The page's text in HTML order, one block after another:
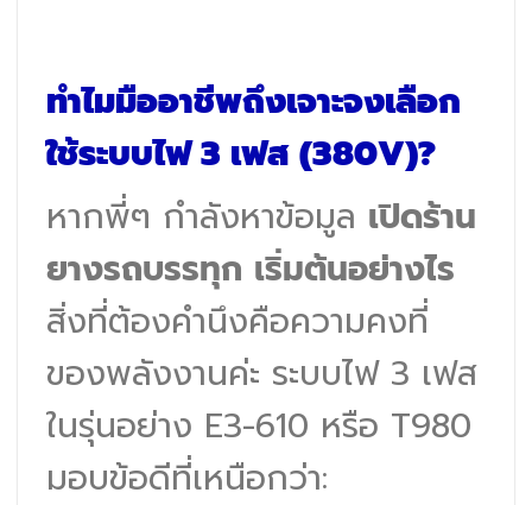
ทำไมมืออาชีพถึงเจาะจงเลือก
ใช้ระบบไฟ 3 เฟส (380V)?
หากพี่ๆ กำลังหาข้อมูล เปิดร้าน
ยางรถบรรทุก เริ่มต้นอย่างไร
สิ่งที่ต้องคำนึงคือความคงที่
ของพลังงานค่ะ ระบบไฟ 3 เฟส
ในรุ่นอย่าง E3-610 หรือ T980
มอบข้อดีที่เหนือกว่า: